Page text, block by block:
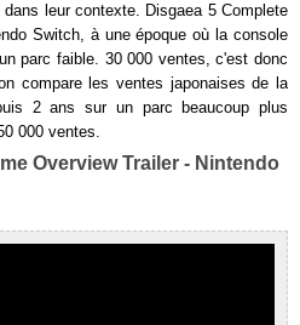
leur contexte. Disgaea 5 Complete
Switch, à une époque où la console
parc faible. 30 000 ventes, c'est donc
compare les ventes japonaises de la
2 ans sur un parc beaucoup plus
000 ventes.
Overview Trailer - Nintendo